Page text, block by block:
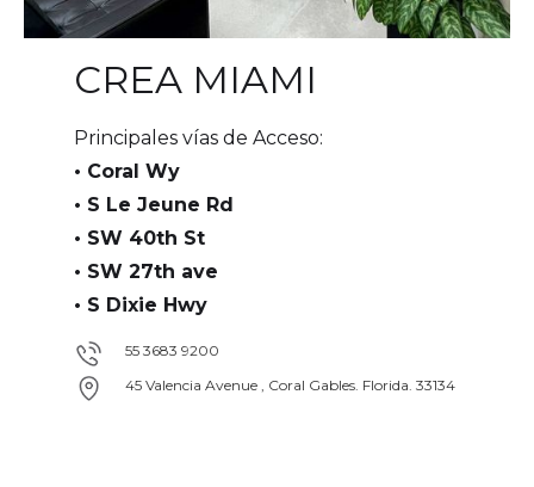
CREA MIAMI
Principales vías de Acceso:
• Coral Wy
• S Le Jeune Rd
• SW 40th St
• SW 27th ave
• S Dixie Hwy
55 3683 9200
45 Valencia Avenue , Coral Gables. Florida. 33134